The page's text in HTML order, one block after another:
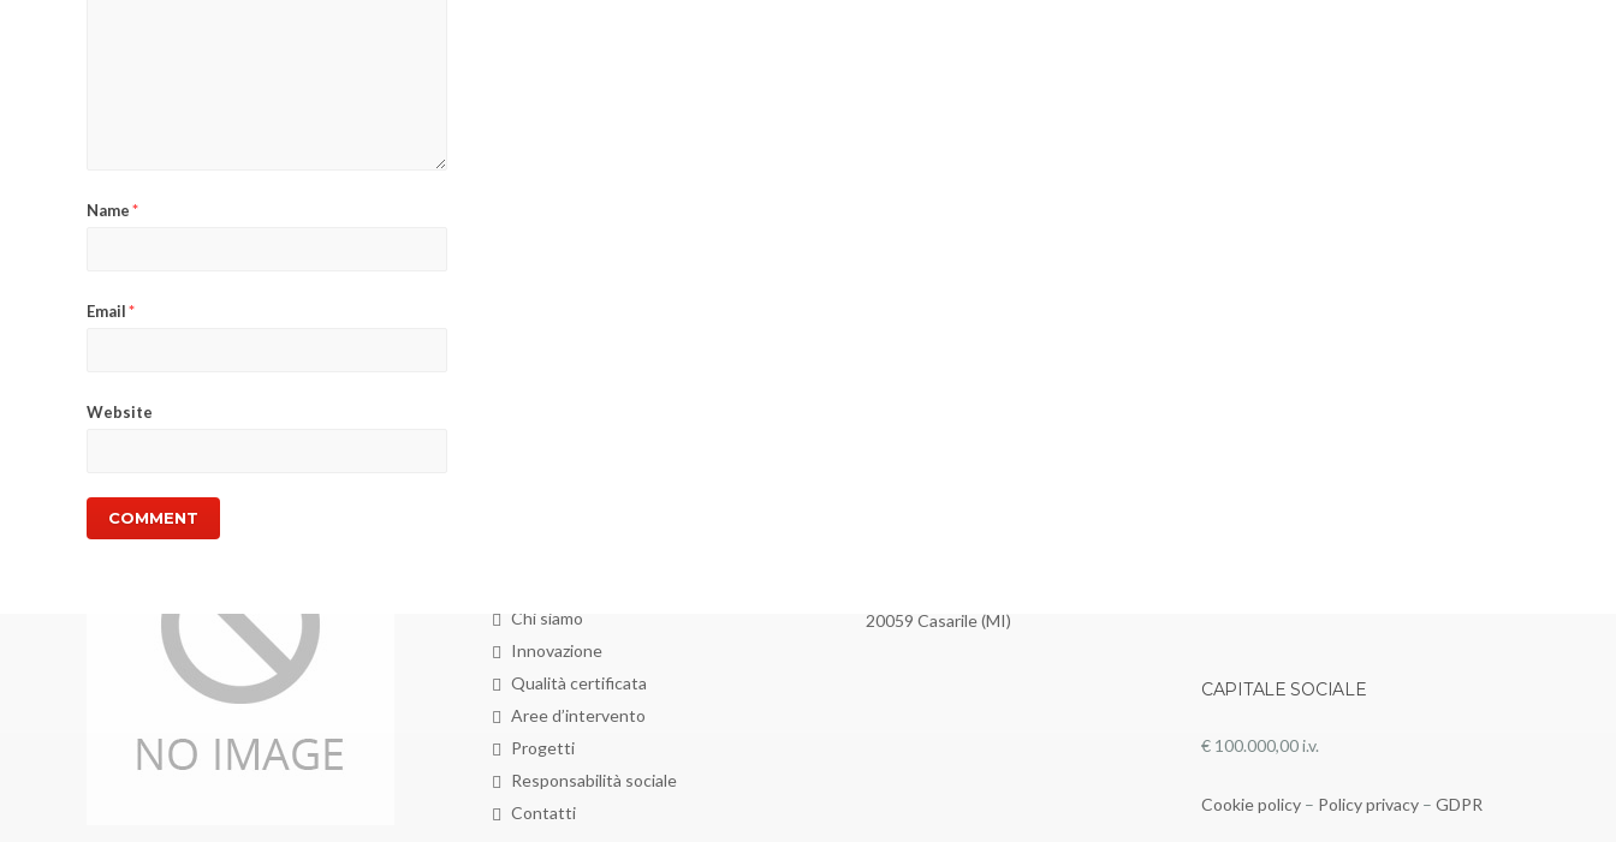
Name*
Email*
Website
Chi siamo
Innovazione
Qualità certificata
Aree d’intervento
Progetti
Responsabilità sociale
Contatti
20059 Casarile (MI)
CAPITALE SOCIALE
€ 100.000,00 i.v.
Cookie policy – Policy privacy – GDPR